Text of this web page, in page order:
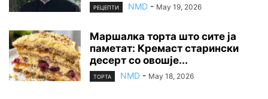
РЕЦЕПТИ NMD - May 19, 2026
Маршалка торта што сите ја
паметат: Кремаст старински
десерт со овошје...
ТОРТА NMD - May 18, 2026